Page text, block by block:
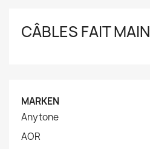
CÂBLES FAIT MAIN
MARKEN
Anytone
AOR